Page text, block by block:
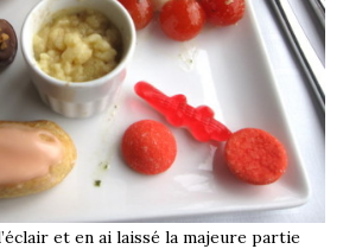
et en ai laissé la majeure partie